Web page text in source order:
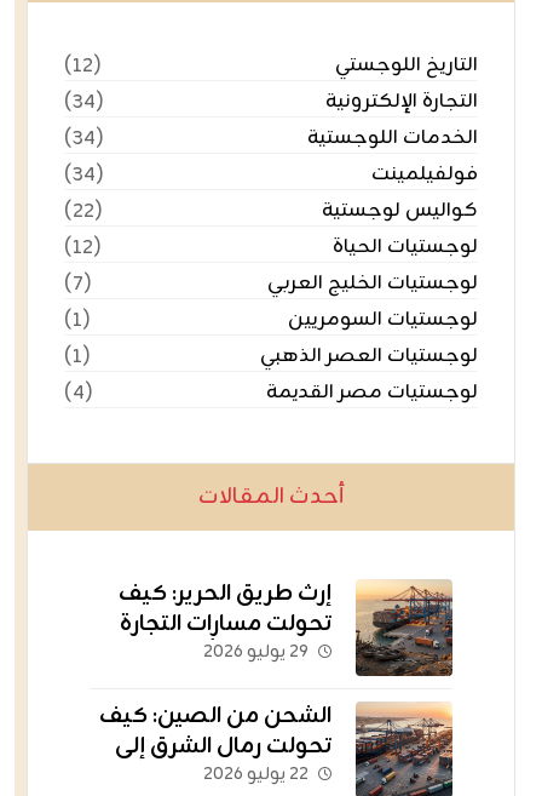
التاريخ اللوجستي
(١٢)
التجارة الإلكترونية
(٣٤)
الخدمات اللوجستية
(٣٤)
فولفيلمينت
(٣٤)
كواليس لوجستية
(٢٢)
لوجستيات الحياة
(١٢)
لوجستيات الخليج العربي
(٧)
لوجستيات السومريين
(١)
لوجستيات العصر الذهبي
(١)
لوجستيات مصر القديمة
(٤)
أحدث المقالات
إرث طريق الحرير: كيف
تحولت مسارات التجارة
القديمة إلى أسطول
٢٩ يوليو ٢٠٢٦
الشحن من الصين: كيف
تحولت رمال الشرق إلى
الشريان اللوجستي
٢٢ يوليو ٢٠٢٦